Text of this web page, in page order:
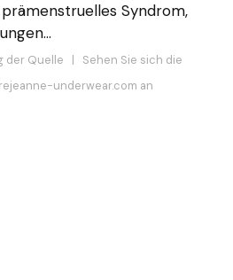
Syndrom,
der Quelle | Sehen Sie sich die
underwear.com an